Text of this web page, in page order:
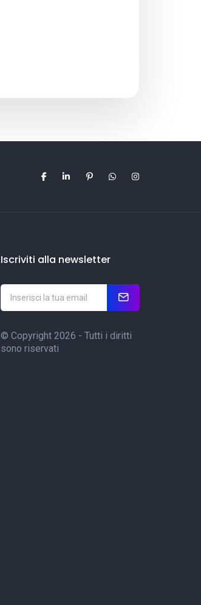
Iscriviti alla newsletter
© Copyright 2026 - Tutti i diritti
sono riservati